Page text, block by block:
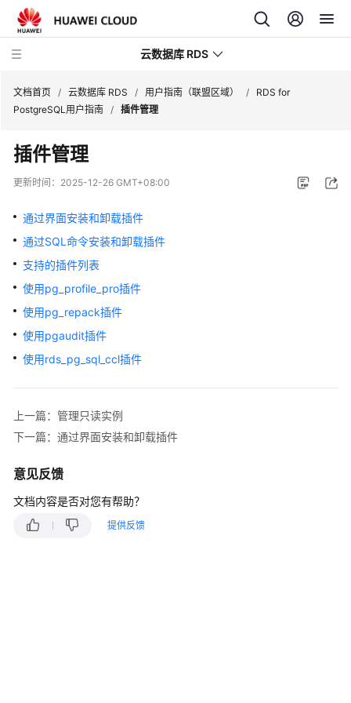
云数据库 RDS
产
介
绍
计
费
说
明
快
门
内
介
绍
用
文档首页 / 云数据库 RDS / 用户指南（联盟区域） /
RDS for
PostgreSQL用户指南 / 插件管理
插件管理
更新时间： 2025-12-26 GMT+08:00
通过界面安装和卸载插件
通过SQL命令安装和卸载插件
支持的插件列表
使用pg_profile_pro插件
使用pg_repack插件
使用pgaudit插件
使用rds_pg_sql_ccl插件
上一篇：管理只读实例
下一篇：通过界面安装和卸载插件
意见反馈
文档内容是否对您有帮助？
提供反馈